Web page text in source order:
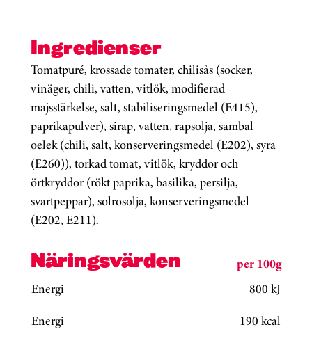
Ingredienser
Tomatpuré, krossade tomater, chilisås (socker,
vinäger, chili, vatten, vitlök, modifierad
majsstärkelse, salt, stabiliseringsmedel (E415),
paprikapulver), sirap, vatten, rapsolja, sambal
oelek (chili, salt, konserveringsmedel (E202), syra
(E260)), torkad tomat, vitlök, kryddor och
örtkryddor (rökt paprika, basilika, persilja,
svartpeppar), solrosolja, konserveringsmedel
(E202, E211).
Näringsvärden
per 100g
Energi
800 kJ
Energi
190 kcal